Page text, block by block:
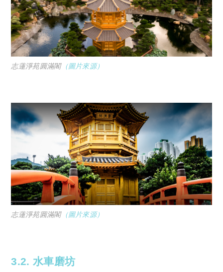
志蓮淨苑圓滿閣（圖片來源）
志蓮淨苑圓滿閣（圖片來源）
3.2. 水車磨坊